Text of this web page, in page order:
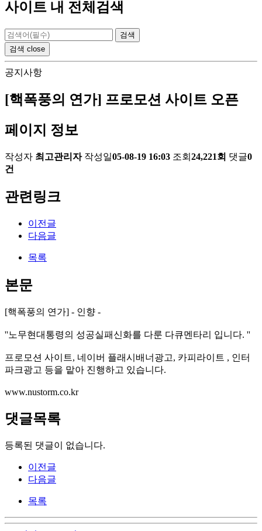
사이트 내 전체검색
검색 close
공지사항
[핵폭풍의 연가] 프로모션 사이트 오픈
페이지 정보
작성자 최고관리자 작성일05-08-19 16:03 조회 24,221회 댓글0
건
관련링크
이전글
다음글
목록
본문
[핵폭풍의 연가] - 인향 -
''노무현대통령의 성공실패신화를 다룬 다큐멘타리 입니다. ''
프로모션 사이트, 네이버 플래시배너광고, 카피라이트 , 인터
파크광고 등을 맡아 진행하고 있습니다.
www.nustorm.co.kr
댓글목록
등록된 댓글이 없습니다.
이전글
다음글
목록